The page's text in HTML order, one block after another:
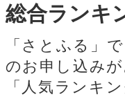
総合ランキ
「さとふる」
のお申し込み
「人気ランキ